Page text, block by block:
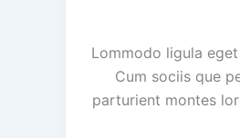
Lommodo ligula
Cum sociis que
parturient montes